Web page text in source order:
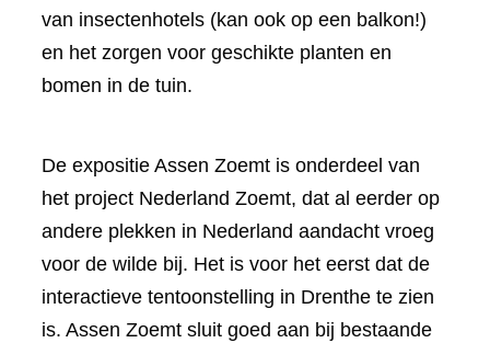
van insectenhotels (kan ook op een balkon!)
en het zorgen voor geschikte planten en
bomen in de tuin.
De expositie Assen Zoemt is onderdeel van
het project Nederland Zoemt, dat al eerder op
andere plekken in Nederland aandacht vroeg
voor de wilde bij. Het is voor het eerst dat de
interactieve tentoonstelling in Drenthe te zien
is. Assen Zoemt sluit goed aan bij bestaande